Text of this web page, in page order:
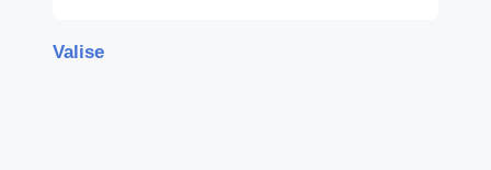
Valise